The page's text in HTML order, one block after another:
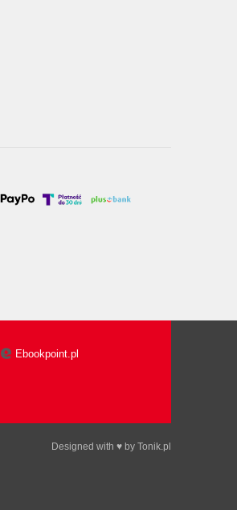
Ebookpoint.pl
Designed with ♥ by Tonik.pl